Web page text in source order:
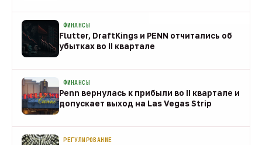
ФИНАНСЫ
Flutter, DraftKings и PENN отчитались об
убытках во II квартале
ФИНАНСЫ
Penn вернулась к прибыли во II квартале и
допускает выход на Las Vegas Strip
РЕГУЛИРОВАНИЕ